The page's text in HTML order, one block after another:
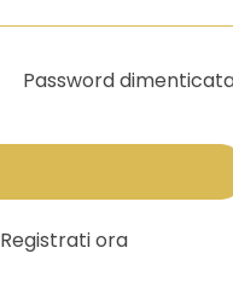
Password
Registrati ora